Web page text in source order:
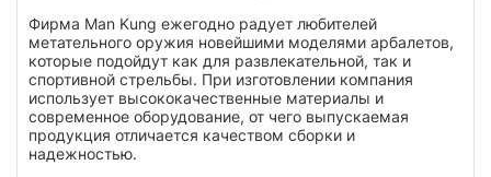
Фирма Man Kung ежегодно радует любителей
метательного оружия новейшими моделями арбалетов,
которые подойдут как для развлекательной, так и
спортивной стрельбы. При изготовлении компания
использует высококачественные материалы и
современное оборудование, от чего выпускаемая
продукция отличается качеством сборки и
надежностью.